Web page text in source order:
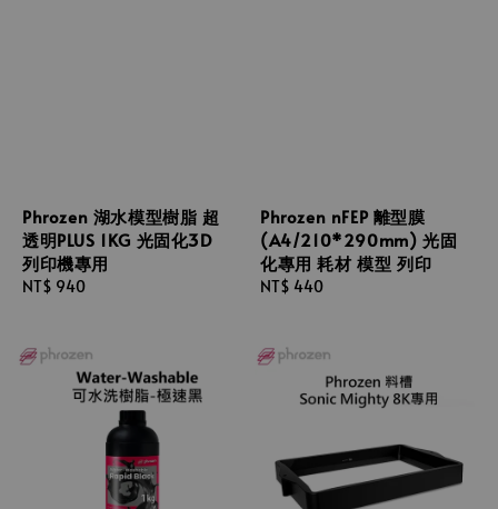
Phrozen 湖水模型樹脂 超
透明PLUS 1KG 光固化3D
列印機專用
Regular
NT$ 940
Phrozen nFEP 離型膜
(A4/210*290mm) 光固
化專用 耗材 模型 列印
Regular
NT$ 440